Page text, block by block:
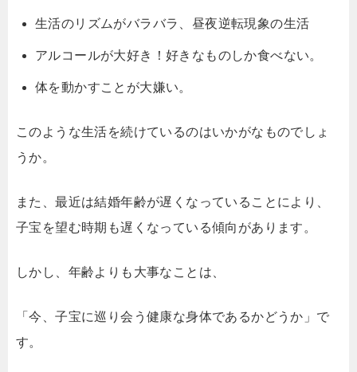
生活のリズムがバラバラ、昼夜逆転現象の生活
アルコールが大好き！好きなものしか食べない。
体を動かすことが大嫌い。
このような生活を続けているのはいかがなものでしょ
うか。
また、最近は結婚年齢が遅くなっていることにより、
子宝を望む時期も遅くなっている傾向があります。
しかし、年齢よりも大事なことは、
「今、子宝に巡り会う健康な身体であるかどうか」で
す。